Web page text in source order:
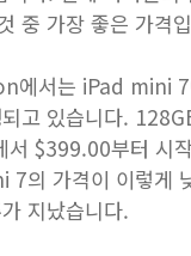
중 가장 좋은 가격
에서는 iPad mini
고 있습니다.
$399.00부터 시
의 가격이 이렇게
지났습니다.